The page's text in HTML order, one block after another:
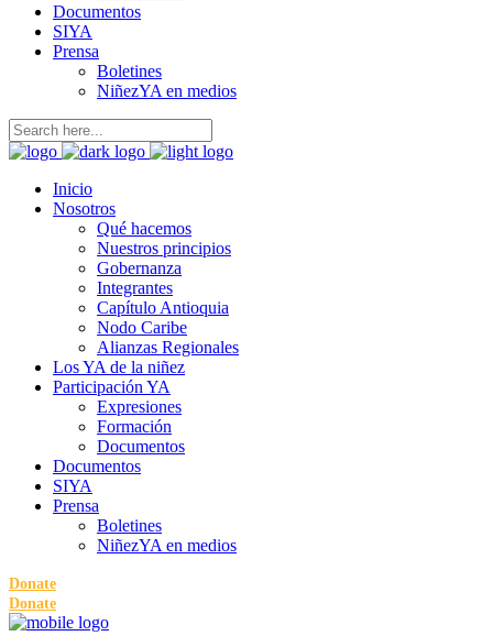
Documentos
SIYA
Prensa
Boletines
NiñezYA en medios
Inicio
Nosotros
Qué hacemos
Nuestros principios
Gobernanza
Integrantes
Capítulo Antioquia
Nodo Caribe
Alianzas Regionales
Los YA de la niñez
Participación YA
Expresiones
Formación
Documentos
Documentos
SIYA
Prensa
Boletines
NiñezYA en medios
Donate
Donate